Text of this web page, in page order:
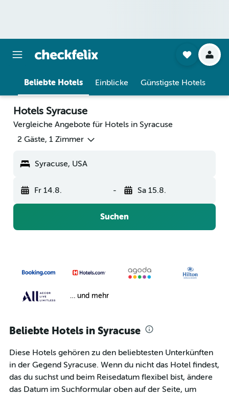
Beliebte Hotels Einblicke Günstigste Hotels
Hotels Syracuse
Vergleiche Angebote für Hotels in Syracuse
2 Gäste, 1 Zimmer
Syracuse, USA
Fr 14.8. - Sa 15.8.
Suchen
… und mehr
Beliebte Hotels in Syracuse
Diese Hotels gehören zu den beliebtesten Unterkünften
in der Gegend Syracuse. Wenn du nicht das Hotel findest,
das du suchst und beim Reisedatum flexibel bist, ändere
das Datum im Suchformular oben auf der Seite, um